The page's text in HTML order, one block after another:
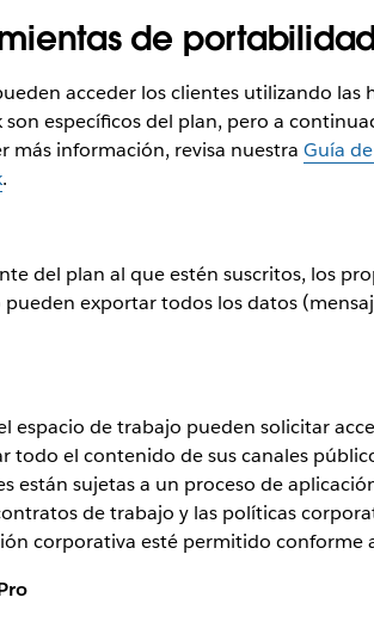
de
acceder los clientes utilizando
son específicos del plan, pero a
más información, revisa nuestra Guía
.
del plan al que estén suscritos, los
exportar todos los datos
espacio de trabajo pueden solicitar
todo el contenido de sus canales
están sujetas a un proceso de
de trabajo y las políticas
corporativa esté permitido conforme